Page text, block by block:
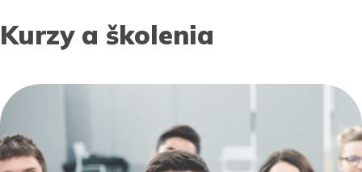
Kurzy a školenia